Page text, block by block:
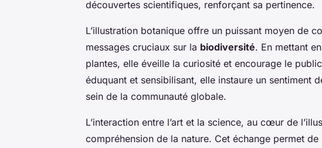
découvertes scientifiques, renforçant sa pertinence.
L’illustration botanique offre un puissant moyen de
messages cruciaux sur la biodiversité. En mettant
plantes, elle éveille la curiosité et encourage le
éduquant et sensibilisant, elle instaure un sentiment
sein de la communauté globale.
L’interaction entre l’art et la science, au cœur de
compréhension de la nature. Cet échange permet